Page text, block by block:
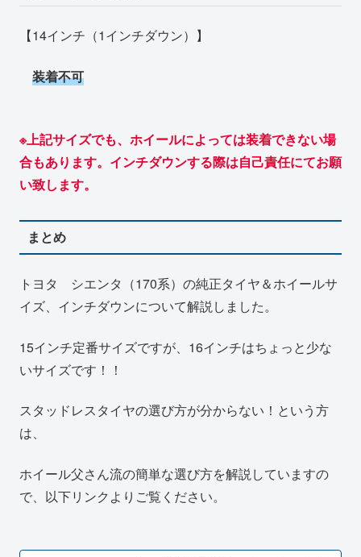
【14インチ（1インチダウン）】
装着不可
※上記サイズでも、ホイールによっては装着できない場
合もあります。インチダウンする際は自己責任にてお願
い致します。
まとめ
トヨタ シエンタ（170系）の純正タイヤ＆ホイールサ
イズ、インチダウンについて解説しました。
15インチ定番サイズですが、16インチはちょっと少な
いサイズです！！
スタッドレスタイヤの選び方が分からない！という方
は、
ホイール父さん流の簡単な選び方を解説していますの
で、以下リンクよりご覧ください。